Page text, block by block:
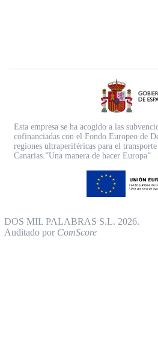
Esta empresa se ha acogido a las
cofinanciadas con el Fondo Europeo de
regiones ultraperiféricas para el transporte
Canarias.”Una manera de hacer Europa”
DOS MIL PALABRAS S.L. 2026.
Auditado por ComScore